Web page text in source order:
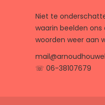
Niet te
waarin beelden ons
woorden weer aan
☏ 06-38107679